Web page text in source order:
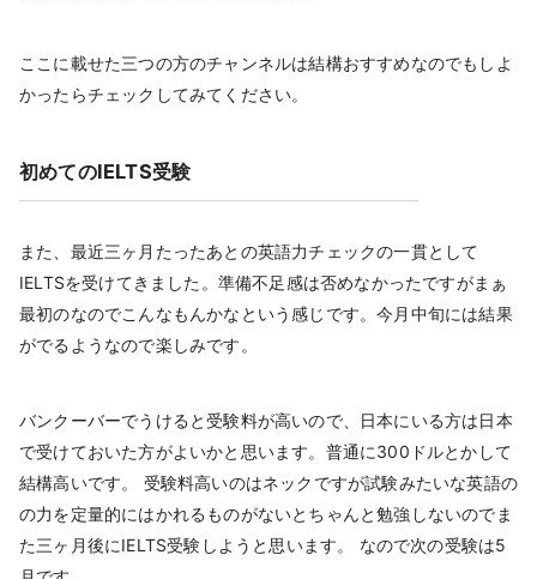
ここに載せた三つの方のチャンネルは結構おすすめなのでもしよ
かったらチェックしてみてください。
初めてのIELTS受験
また、最近三ヶ月たったあとの英語力チェックの一貫として
IELTSを受けてきました。準備不足感は否めなかったですがまぁ
最初のなのでこんなもんかなという感じです。今月中旬には結果
がでるようなので楽しみです。
バンクーバーでうけると受験料が高いので、日本にいる方は日本
で受けておいた方がよいかと思います。普通に300ドルとかして
結構高いです。 受験料高いのはネックですが試験みたいな英語の
の力を定量的にはかれるものがないとちゃんと勉強しないのでま
た三ヶ月後にIELTS受験しようと思います。 なので次の受験は5